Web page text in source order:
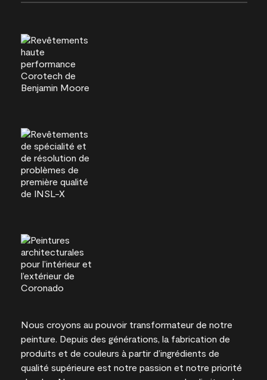
Nous croyons au pouvoir transformateur de notre
peinture. Depuis des générations, la fabrication de
produits et de couleurs à partir d’ingrédients de
qualité supérieure est notre passion et notre priorité